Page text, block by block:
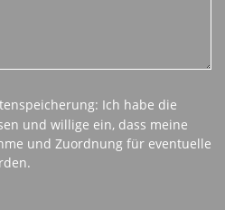
Ich habe die
und willige ein, dass meine
und Zuordnung für eventuelle